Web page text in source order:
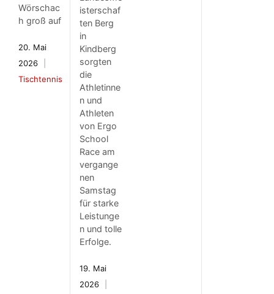
Wörschac
h groß auf
20. Mai
2026
Tischtennis
isterschaf
ten Berg
in
Kindberg
sorgten
die
Athletinne
n und
Athleten
von Ergo
School
Race am
vergange
nen
Samstag
für starke
Leistunge
n und tolle
Erfolge.
19. Mai
2026